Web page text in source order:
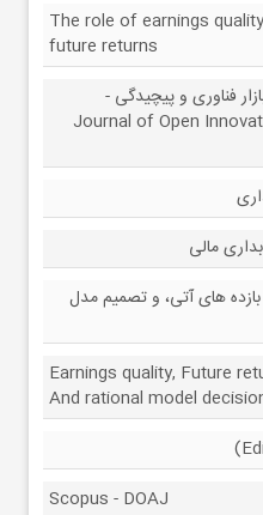
The role of earnings
future returns
فناوری و پیچیدگی -
Journal of Open
مالی
های آتی، و تصمیم مدل
Earnings quality, Future
And rational model
Scopus - DOAJ